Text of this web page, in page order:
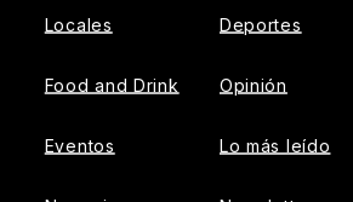
Locales
Food and Drink
Eventos
Deportes
Opinión
Lo más leído